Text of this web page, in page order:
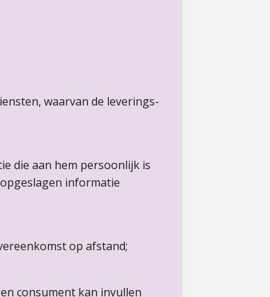
waarvan de leverings-
die aan hem persoonlijk is
informatie
op afstand;
consument kan invullen